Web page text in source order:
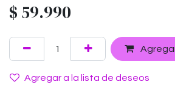
$ 59.990
Agregar a la lista de deseos